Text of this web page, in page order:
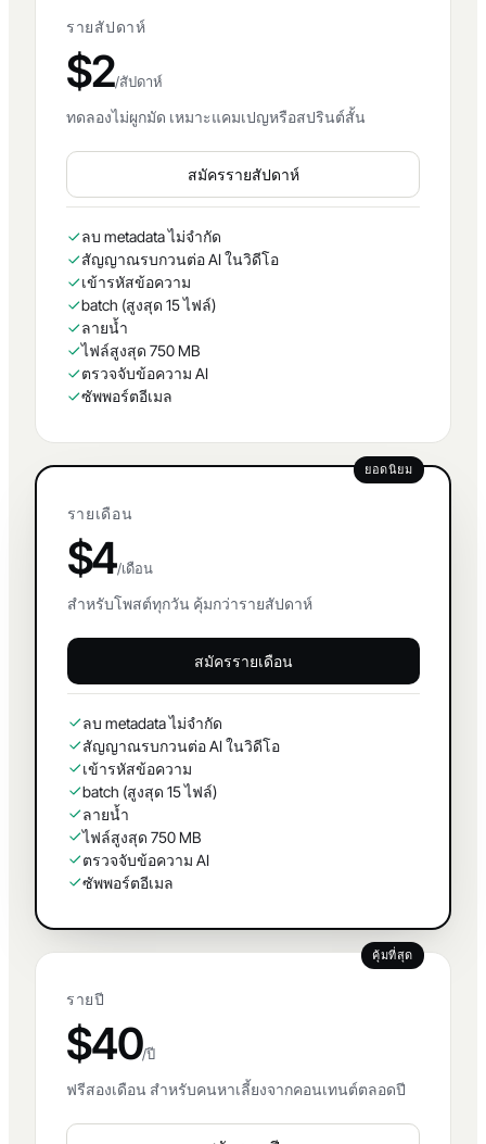
รายสัปดาห์
$2/สัปดาห์
ทดลองไม่ผูกมัด เหมาะแคมเปญหรือสปรินต์สั้น
สมัครรายสัปดาห์
ลบ metadata ไม่จำกัด
สัญญาณรบกวนต่อ AI ในวิดีโอ
เข้ารหัสข้อความ
batch (สูงสุด 15 ไฟล์)
ลายน้ำ
ไฟล์สูงสุด 750 MB
ตรวจจับข้อความ AI
ซัพพอร์ตอีเมล
ยอดนิยม
รายเดือน
$4/เดือน
สำหรับโพสต์ทุกวัน คุ้มกว่ารายสัปดาห์
สมัครรายเดือน
ลบ metadata ไม่จำกัด
สัญญาณรบกวนต่อ AI ในวิดีโอ
เข้ารหัสข้อความ
batch (สูงสุด 15 ไฟล์)
ลายน้ำ
ไฟล์สูงสุด 750 MB
ตรวจจับข้อความ AI
ซัพพอร์ตอีเมล
คุ้มที่สุด
รายปี
$40/ปี
ฟรีสองเดือน สำหรับคนหาเลี้ยงจากคอนเทนต์ตลอดปี